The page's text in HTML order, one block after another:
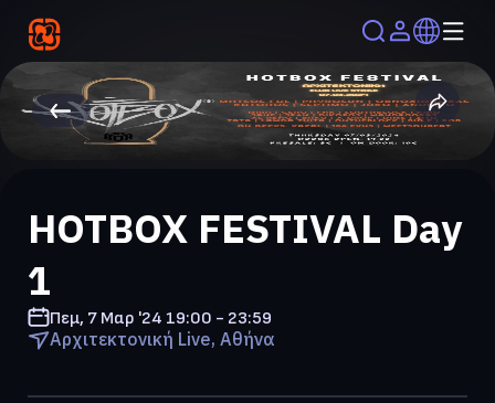
HOTBOX FESTIVAL Day
1
Πεμ, 7 Μαρ '24 19:00 - 23:59
Αρχιτεκτονική Live, Αθήνα